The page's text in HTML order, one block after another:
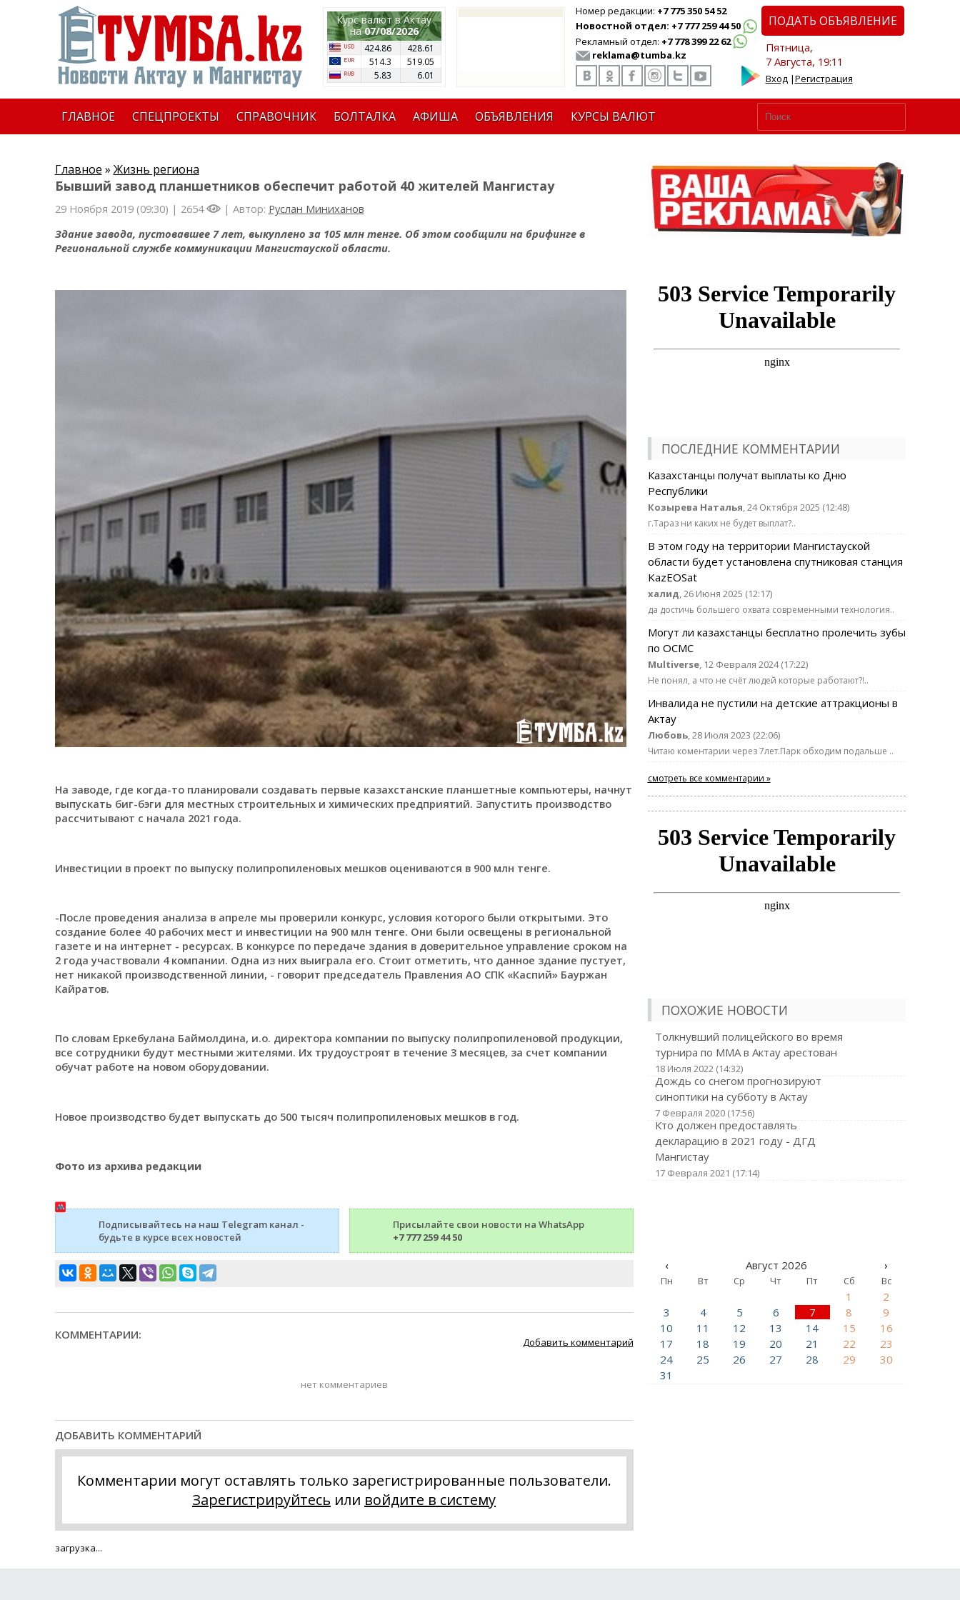
Курс валют в Актау
на07/08/2026
424.86
428.61
514.3
519.05
5.83
6.01
Номер редакции: +7 775 350 54 52
Новостной отдел: +7 777 259 44 50
Рекламный отдел: +7 778 399 22 62
reklama@tumba.kz
ПОДАТЬ ОБЪЯВЛЕНИЕ
Пятница,
7 Августа, 19:11
Вход|Регистрация
ГЛАВНОЕ СПЕЦПРОЕКТЫ СПРАВОЧНИК БОЛТАЛКА АФИША ОБЪЯВЛЕНИЯ КУРСЫ ВАЛЮТ
Главное » Жизнь региона
Бывший завод планшетников обеспечит работой 40 жителей Мангистау
29 Ноября 2019 (09:30) | 2654 | Автор: Руслан Миниханов
Здание завода, пустовавшее 7 лет, выкуплено за 105 млн тенге. Об этом сообщили на брифинге в
Региональной службе коммуникации Мангистауской области.
На заводе, где когда-то планировали создавать первые казахстанские планшетные компьютеры, начнут
выпускать биг-бэги для местных строительных и химических предприятий. Запустить производство
рассчитывают с начала 2021 года.
Инвестиции в проект по выпуску полипропиленовых мешков оцениваются в 900 млн тенге.
-После проведения анализа в апреле мы проверили конкурс, условия которого были открытыми. Это
создание более 40 рабочих мест и инвестиции на 900 млн тенге. Они были освещены в региональной
газете и на интернет - ресурсах. В конкурсе по передаче здания в доверительное управление сроком на
2 года участвовали 4 компании. Одна из них выиграла его. Стоит отметить, что данное здание пустует,
нет никакой производственной линии, - говорит председатель Правления АО СПК «Каспий» Бауржан
Кайратов.
По словам Еркебулана Баймолдина, и.о. директора компании по выпуску полипропиленовой продукции,
все сотрудники будут местными жителями. Их трудоустроят в течение 3 месяцев, за счет компании
обучат работе на новом оборудовании.
Новое производство будет выпускать до 500 тысяч полипропиленовых мешков в год.
Фото из архива редакции
Подписывайтесь на наш Telegram канал -
будьте в курсе всех новостей
Присылайте свои новости на WhatsApp
+7 777 259 44 50
КОММЕНТАРИИ:
Добавить комментарий
нет комментариев
ДОБАВИТЬ КОММЕНТАРИЙ
Комментарии могут оставлять только зарегистрированные пользователи.
Зарегистрируйтесь или войдите в систему
загрузка...
ПОСЛЕДНИЕ КОММЕНТАРИИ
Казахстанцы получат выплаты ко Дню
Республики
Козырева Наталья, 24 Октября 2025 (12:48)
г.Тараз ни каких не будет выплат?..
В этом году на территории Мангистауской
области будет установлена спутниковая станция
KazEOSat
халид, 26 Июня 2025 (12:17)
да достичь большего охвата современными технология..
Могут ли казахстанцы бесплатно пролечить зубы
по ОСМС
Multiverse, 12 Февраля 2024 (17:22)
Не понял, а что не счёт людей которые работают?!..
Инвалида не пустили на детские аттракционы в
Актау
Любовь, 28 Июля 2023 (22:06)
Читаю коментарии через 7лет.Парк обходим подальше ..
смотреть все комментарии »
ПОХОЖИЕ НОВОСТИ
Толкнувший полицейского во время
турнира по ММА в Актау арестован
18 Июля 2022 (14:32)
Дождь со снегом прогнозируют
синоптики на субботу в Актау
7 Февраля 2020 (17:56)
Кто должен предоставлять
декларацию в 2021 году - ДГД
Мангистау
17 Февраля 2021 (17:14)
‹ Август 2026 ›
Пн Вт Ср Чт Пт Сб Вс
1
2
3
4 5 6 7 8
9
10
11 12 13 14 15
16
17
18 19 20 21 22
23
24
25 26 27 28 29
30
31